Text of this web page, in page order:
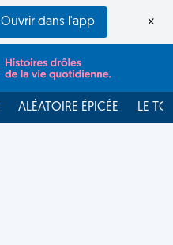
Ouvrir dans l'app ×
ALÉATOIRE ÉPICÉE LE